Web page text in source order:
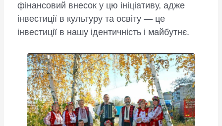
фінансовий внесок у цю ініціативу, адже
інвестиції в культуру та освіту — це
інвестиції в нашу ідентичність і майбутнє.